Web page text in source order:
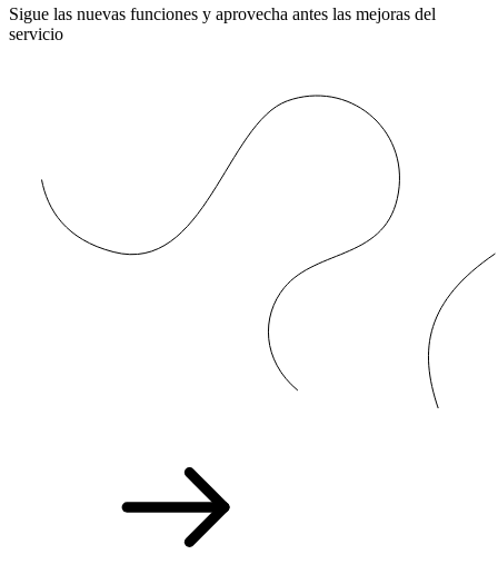
Sigue las nuevas funciones y aprovecha antes las mejoras del
servicio